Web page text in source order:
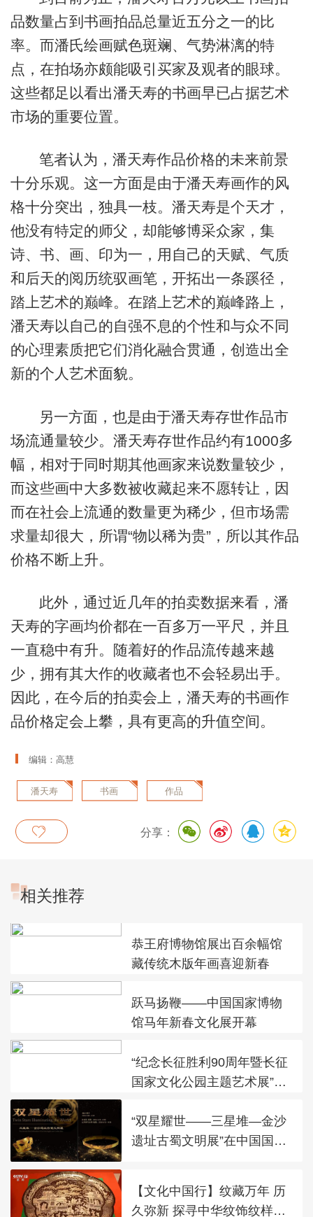
品数量占到书画拍品总量近五分之一的比
率。而潘氏绘画赋色斑斓、气势淋漓的特
点，在拍场亦颇能吸引买家及观者的眼球。
这些都足以看出潘天寿的书画早已占据艺术
市场的重要位置。
笔者认为，潘天寿作品价格的未来前景
十分乐观。这一方面是由于潘天寿画作的风
格十分突出，独具一枝。潘天寿是个天才，
他没有特定的师父，却能够博采众家，集
诗、书、画、印为一，用自己的天赋、气质
和后天的阅历统驭画笔，开拓出一条蹊径，
踏上艺术的巅峰。在踏上艺术的巅峰路上，
潘天寿以自己的自强不息的个性和与众不同
的心理素质把它们消化融合贯通，创造出全
新的个人艺术面貌。
另一方面，也是由于潘天寿存世作品市
场流通量较少。潘天寿存世作品约有1000多
幅，相对于同时期其他画家来说数量较少，
而这些画中大多数被收藏起来不愿转让，因
而在社会上流通的数量更为稀少，但市场需
求量却很大，所谓“物以稀为贵”，所以其作品
价格不断上升。
此外，通过近几年的拍卖数据来看，潘
天寿的字画均价都在一百多万一平尺，并且
一直稳中有升。随着好的作品流传越来越
少，拥有其大作的收藏者也不会轻易出手。
因此，在今后的拍卖会上，潘天寿的书画作
品价格定会上攀，具有更高的升值空间。
编辑：高慧
潘天寿 书画 作品
分享：
相关推荐
恭王府博物馆展出百余幅馆
藏传统木版年画喜迎新春
跃马扬鞭——中国国家博物
馆马年新春文化展开幕
“纪念长征胜利90周年暨长征
国家文化公园主题艺术展”在
“双星耀世——三星堆—金沙
遗址古蜀文明展”在中国国家
【文化中国行】纹藏万年 历
久弥新 探寻中华纹饰纹样之